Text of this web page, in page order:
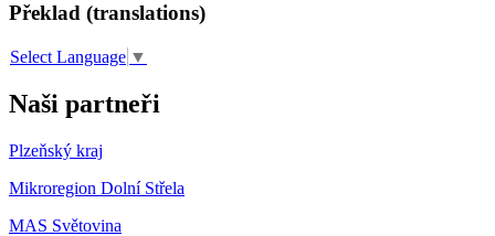
Překlad (translations)
Select Language ▼
Naši partneři
Plzeňský kraj
Mikroregion Dolní Střela
MAS Světovina